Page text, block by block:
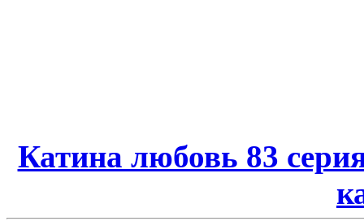
Катина любовь 83